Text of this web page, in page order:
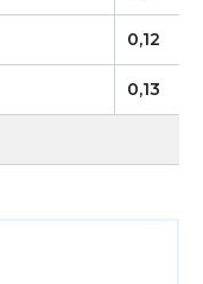
0,12
0,13